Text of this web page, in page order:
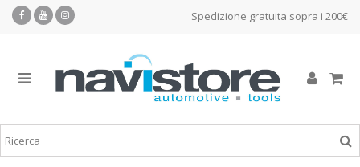
Spedizione gratuita sopra i 200€